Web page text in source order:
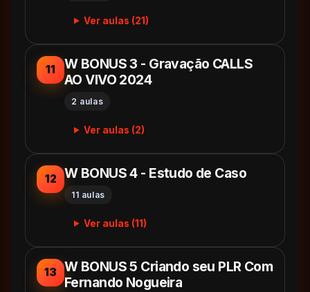
Ver aulas (21)
11
W BONUS 3 - Gravação CALLS
AO VIVO 2024
2 aulas
Ver aulas (2)
12 W BONUS 4 - Estudo de Caso
11 aulas
Ver aulas (11)
13
W BONUS 5 Criando seu PLR Com
Fernando Nogueira